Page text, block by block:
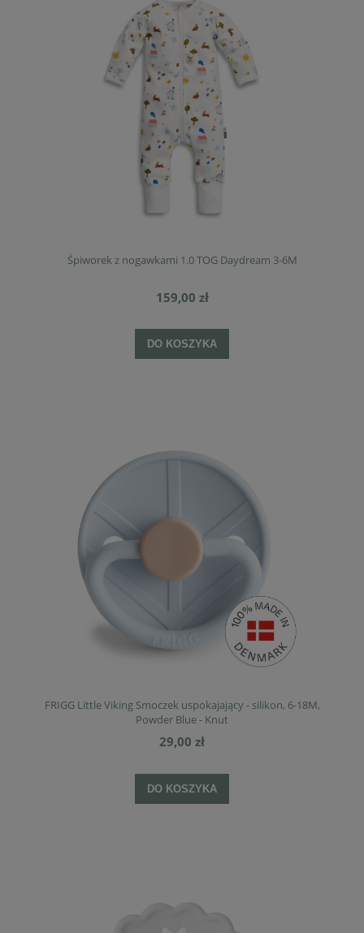
Śpiworek z nogawkami 1.0 TOG Daydream 3-6M
159,00 zł
DO KOSZYKA
FRIGG Little Viking Smoczek uspokajający - silikon, 6-18M,
Powder Blue - Knut
29,00 zł
DO KOSZYKA